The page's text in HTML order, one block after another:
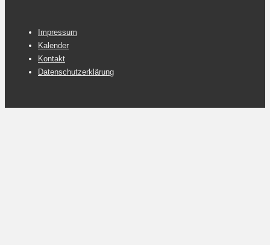
Footer-
Menü
Impressum
Kalender
Kontakt
Datenschutzerklärung